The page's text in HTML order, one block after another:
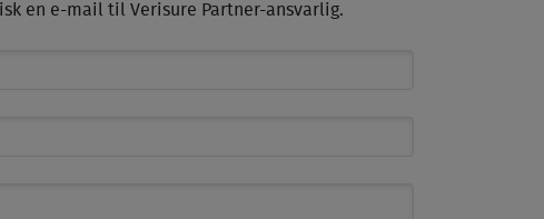
en e-mail til Verisure Partner-ansvarlig.